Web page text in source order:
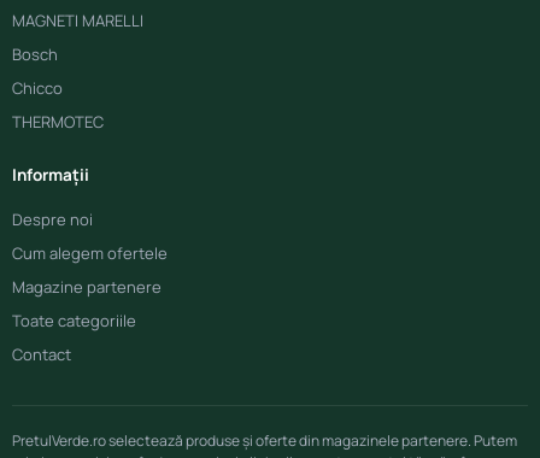
MAGNETI MARELLI
Bosch
Chicco
THERMOTEC
Informații
Despre noi
Cum alegem ofertele
Magazine partenere
Toate categoriile
Contact
PretulVerde.ro selectează produse și oferte din magazinele partenere. Putem